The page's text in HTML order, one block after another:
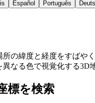
Español Português
の緯度と経度をすばや
なる色で視覚化する3D
標を検索